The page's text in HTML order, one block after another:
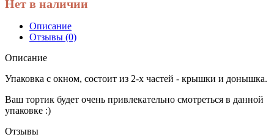
Нет в наличии
Описание
Отзывы (0)
Описание
Упаковка с окном, состоит из 2-х частей - крышки и донышка.
Ваш тортик будет очень привлекательно смотреться в данной
упаковке :)
Отзывы